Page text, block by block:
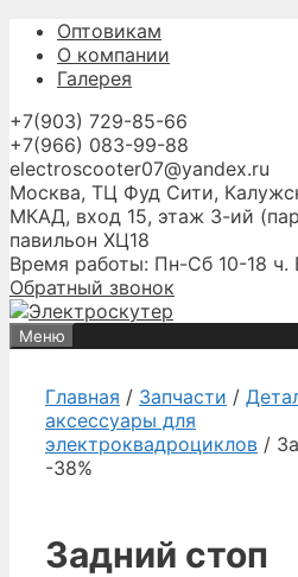
Перейти
содержимому
Оптовикам
О компании
Галерея
+7(903) 729-85-66
+7(966) 083-99-88
electroscooter07@yandex.ru
Москва, ТЦ Фуд Сити,
МКАД, вход 15, этаж 3-ий
павильон ХЦ18
Время работы: Пн-Сб 10-18 ч.
Обратный звонок
Меню
Главная / Запчасти /
аксессуары для
электроквадроциклов /
-38%
Задний стоп